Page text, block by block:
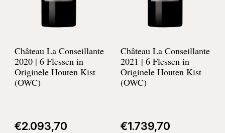
Château La Conseillante
2020 | 6 Flessen in
Originele Houten Kist
(OWC)
€2.093,70
Château La Conseillante
2021 | 6 Flessen in
Originele Houten Kist
(OWC)
€1.739,70